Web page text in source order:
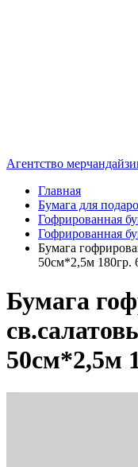
Агентство
Главная
Бумага для
Гофрированная
Гофрированная
Бумага
50см*2,5м 180гр.
Бумага
50см*2,5м